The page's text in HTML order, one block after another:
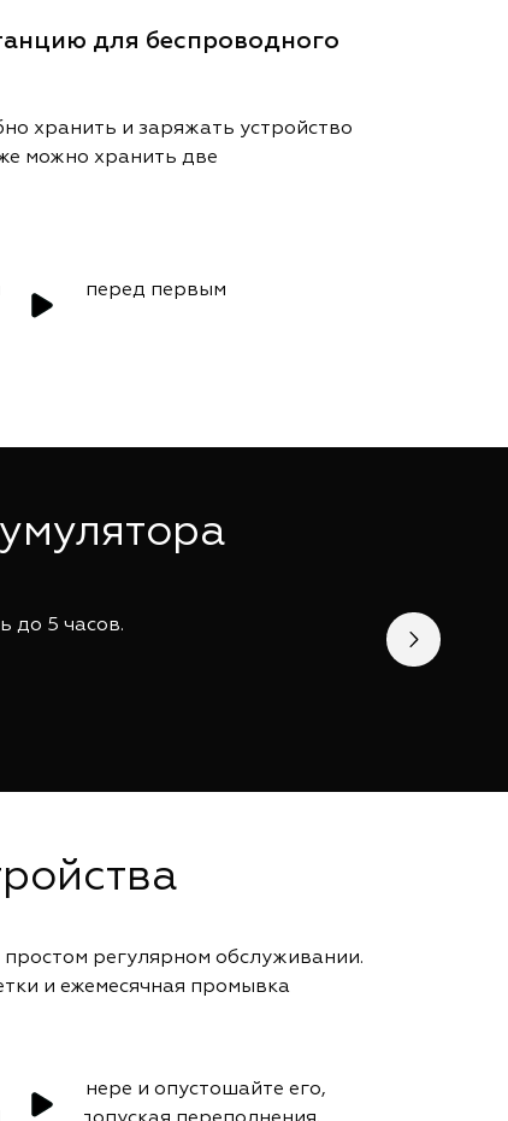
для беспроводного
хранить и заряжать устройство
можно хранить две
до 5 часов.
регулярном обслуживании.
и ежемесячная промывка